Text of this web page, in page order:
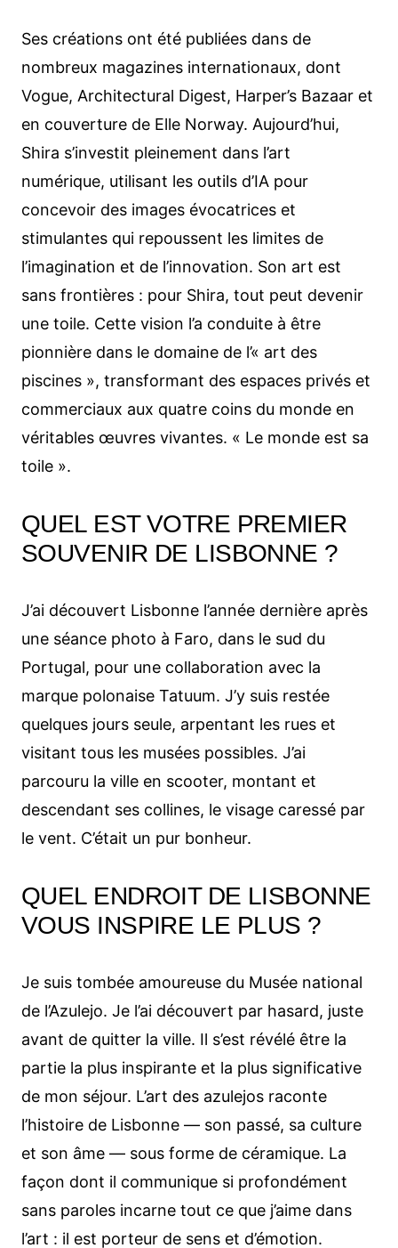
Ses créations ont été publiées dans de
nombreux magazines internationaux, dont
Vogue, Architectural Digest, Harper’s Bazaar et
en couverture de Elle Norway. Aujourd’hui,
Shira s’investit pleinement dans l’art
numérique, utilisant les outils d’IA pour
concevoir des images évocatrices et
stimulantes qui repoussent les limites de
l’imagination et de l’innovation. Son art est
sans frontières : pour Shira, tout peut devenir
une toile. Cette vision l’a conduite à être
pionnière dans le domaine de l’« art des
piscines », transformant des espaces privés et
commerciaux aux quatre coins du monde en
véritables œuvres vivantes. « Le monde est sa
toile ».
QUEL EST VOTRE PREMIER
SOUVENIR DE LISBONNE ?
J’ai découvert Lisbonne l’année dernière après
une séance photo à Faro, dans le sud du
Portugal, pour une collaboration avec la
marque polonaise Tatuum. J’y suis restée
quelques jours seule, arpentant les rues et
visitant tous les musées possibles. J’ai
parcouru la ville en scooter, montant et
descendant ses collines, le visage caressé par
le vent. C’était un pur bonheur.
QUEL ENDROIT DE LISBONNE
VOUS INSPIRE LE PLUS ?
Je suis tombée amoureuse du Musée national
de l’Azulejo. Je l’ai découvert par hasard, juste
avant de quitter la ville. Il s’est révélé être la
partie la plus inspirante et la plus significative
de mon séjour. L’art des azulejos raconte
l’histoire de Lisbonne — son passé, sa culture
et son âme — sous forme de céramique. La
façon dont il communique si profondément
sans paroles incarne tout ce que j’aime dans
l’art : il est porteur de sens et d’émotion.